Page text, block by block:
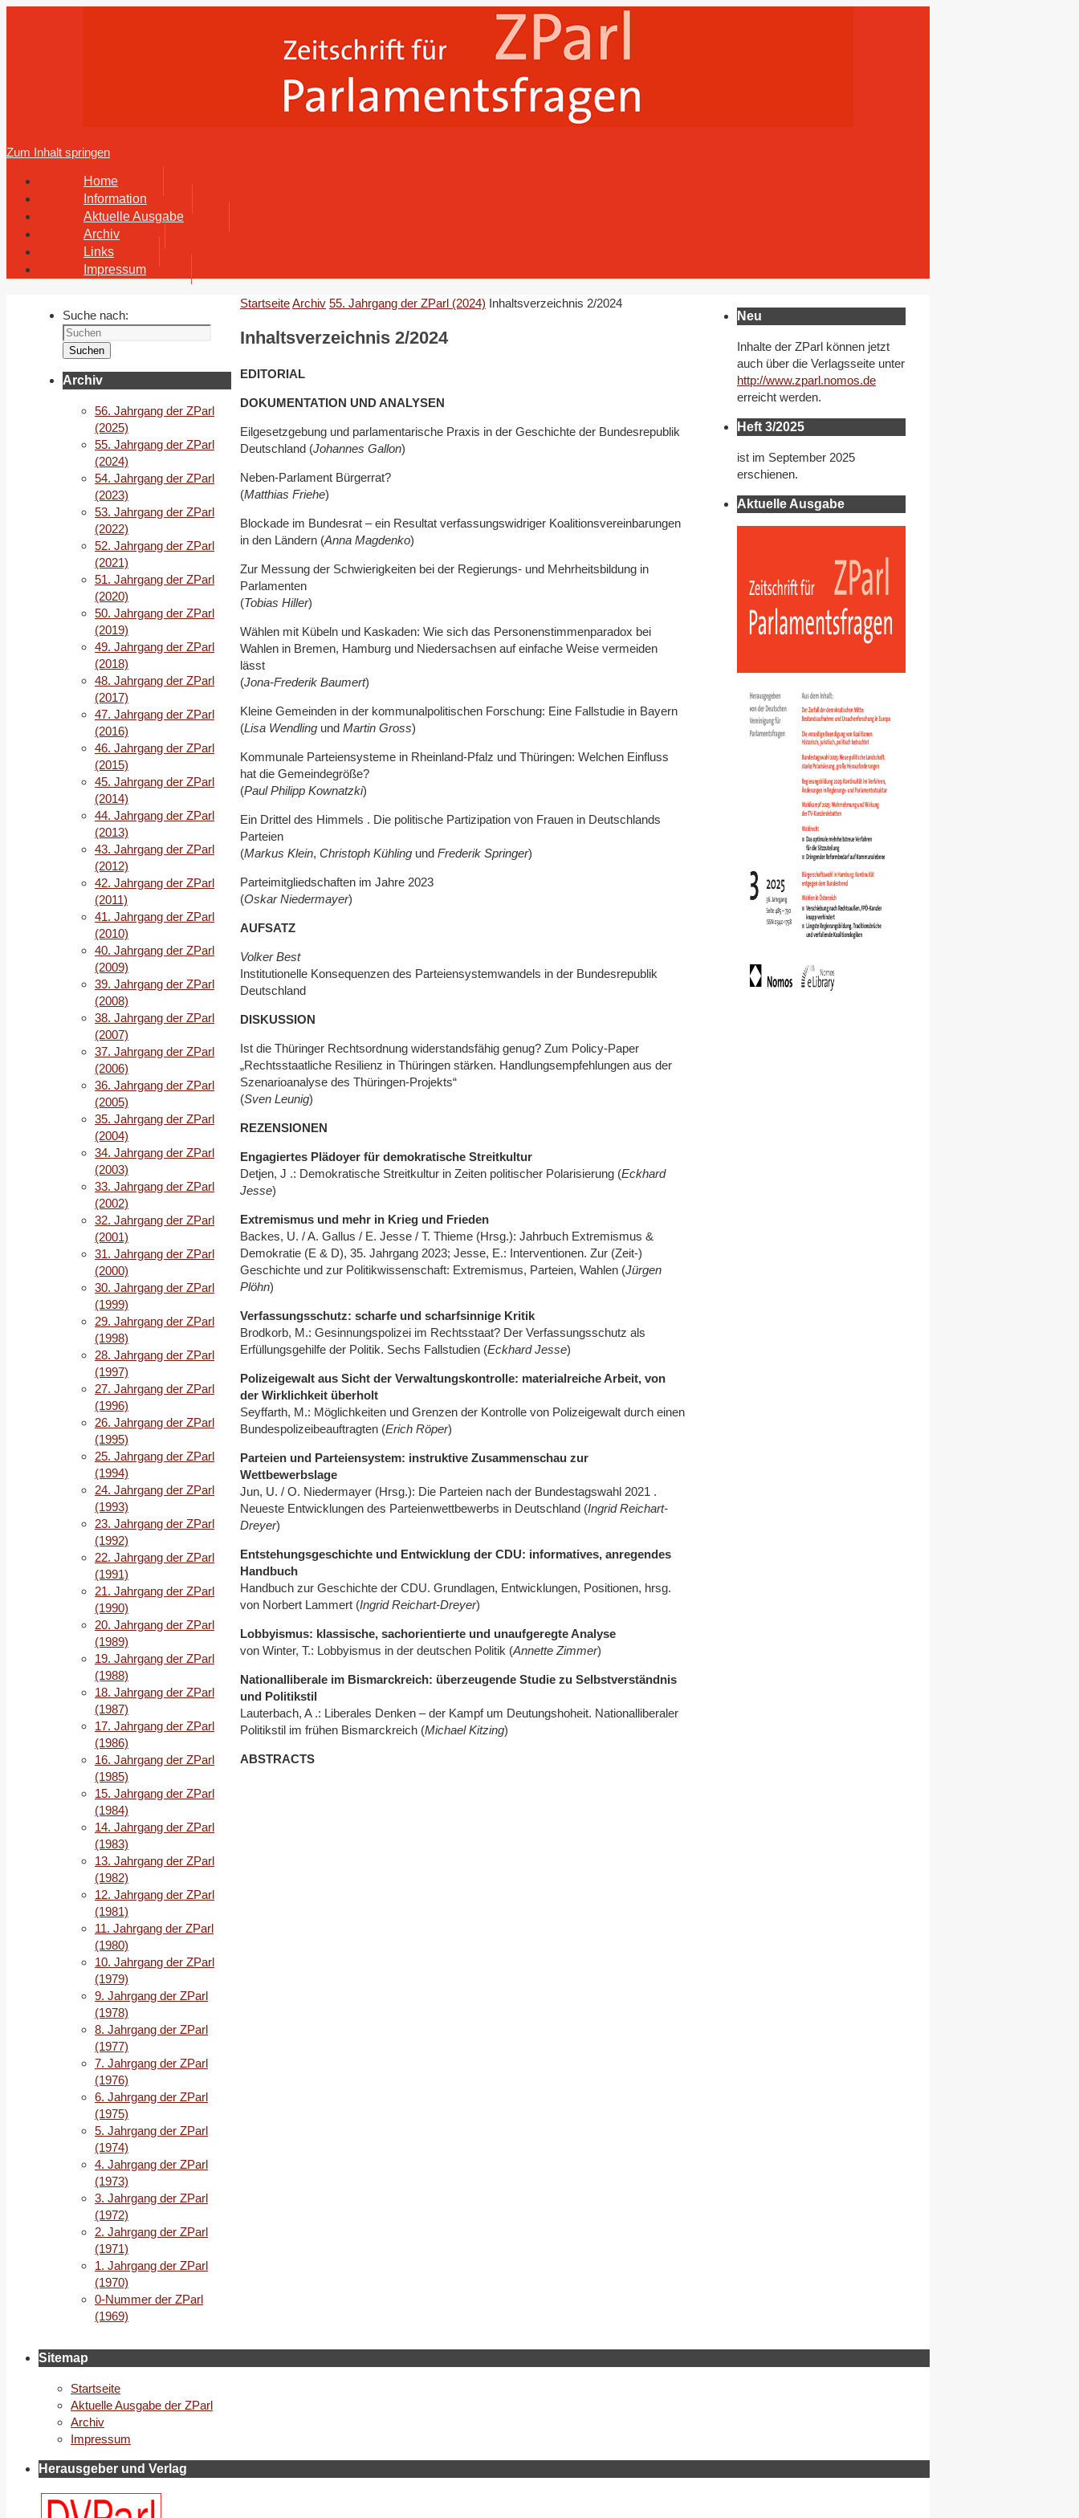
Zum Inhalt springen
Home
Information
Aktuelle Ausgabe
Archiv
Links
Impressum
StartseiteArchiv 55. Jahrgang der ZParl (2024) Inhaltsverzeichnis 2/2024
Inhaltsverzeichnis 2/2024
EDITORIAL
DOKUMENTATION UND ANALYSEN
Eilgesetzgebung und parlamentarische Praxis in der Geschichte der Bundesrepublik
Deutschland (Johannes Gallon)
Neben-Parlament Bürgerrat?
(Matthias Friehe)
Blockade im Bundesrat – ein Resultat verfassungswidriger Koalitionsvereinbarungen
in den Ländern (Anna Magdenko)
Zur Messung der Schwierigkeiten bei der Regierungs- und Mehrheitsbildung in
Parlamenten
(Tobias Hiller)
Wählen mit Kübeln und Kaskaden: Wie sich das Personenstimmenparadox bei
Wahlen in Bremen, Hamburg und Niedersachsen auf einfache Weise vermeiden
lässt
(Jona-Frederik Baumert)
Kleine Gemeinden in der kommunalpolitischen Forschung: Eine Fallstudie in Bayern
(Lisa Wendling und Martin Gross)
Kommunale Parteiensysteme in Rheinland-Pfalz und Thüringen: Welchen Einfluss
hat die Gemeindegröße?
(Paul Philipp Kownatzki)
Ein Drittel des Himmels . Die politische Partizipation von Frauen in Deutschlands
Parteien
(Markus Klein, Christoph Kühling und Frederik Springer)
Parteimitgliedschaften im Jahre 2023
(Oskar Niedermayer)
AUFSATZ
Volker Best
Institutionelle Konsequenzen des Parteiensystemwandels in der Bundesrepublik
Deutschland
DISKUSSION
Ist die Thüringer Rechtsordnung widerstandsfähig genug? Zum Policy-Paper
„Rechtsstaatliche Resilienz in Thüringen stärken. Handlungsempfehlungen aus der
Szenarioanalyse des Thüringen-Projekts“
(Sven Leunig)
REZENSIONEN
Engagiertes Plädoyer für demokratische Streitkultur
Detjen, J .: Demokratische Streitkultur in Zeiten politischer Polarisierung (Eckhard
Jesse)
Extremismus und mehr in Krieg und Frieden
Backes, U. / A. Gallus / E. Jesse / T. Thieme (Hrsg.): Jahrbuch Extremismus &
Demokratie (E & D), 35. Jahrgang 2023; Jesse, E.: Interventionen. Zur (Zeit-)
Geschichte und zur Politikwissenschaft: Extremismus, Parteien, Wahlen (Jürgen
Plöhn)
Verfassungsschutz: scharfe und scharfsinnige Kritik
Brodkorb, M.: Gesinnungspolizei im Rechtsstaat? Der Verfassungsschutz als
Erfüllungsgehilfe der Politik. Sechs Fallstudien (Eckhard Jesse)
Polizeigewalt aus Sicht der Verwaltungskontrolle: materialreiche Arbeit, von
der Wirklichkeit überholt
Seyffarth, M.: Möglichkeiten und Grenzen der Kontrolle von Polizeigewalt durch einen
Bundespolizeibeauftragten (Erich Röper)
Parteien und Parteiensystem: instruktive Zusammenschau zur
Wettbewerbslage
Jun, U. / O. Niedermayer (Hrsg.): Die Parteien nach der Bundestagswahl 2021 .
Neueste Entwicklungen des Parteienwettbewerbs in Deutschland (Ingrid Reichart-
Dreyer)
Entstehungsgeschichte und Entwicklung der CDU: informatives, anregendes
Handbuch
Handbuch zur Geschichte der CDU. Grundlagen, Entwicklungen, Positionen, hrsg.
von Norbert Lammert (Ingrid Reichart-Dreyer)
Lobbyismus: klassische, sachorientierte und unaufgeregte Analyse
von Winter, T.: Lobbyismus in der deutschen Politik (Annette Zimmer)
Nationalliberale im Bismarckreich: überzeugende Studie zu Selbstverständnis
und Politikstil
Lauterbach, A .: Liberales Denken – der Kampf um Deutungshoheit. Nationalliberaler
Politikstil im frühen Bismarckreich (Michael Kitzing)
ABSTRACTS
Suche nach:
Suchen
Archiv
56. Jahrgang der ZParl
(2025)
55. Jahrgang der ZParl
(2024)
54. Jahrgang der ZParl
(2023)
53. Jahrgang der ZParl
(2022)
52. Jahrgang der ZParl
(2021)
51. Jahrgang der ZParl
(2020)
50. Jahrgang der ZParl
(2019)
49. Jahrgang der ZParl
(2018)
48. Jahrgang der ZParl
(2017)
47. Jahrgang der ZParl
(2016)
46. Jahrgang der ZParl
(2015)
45. Jahrgang der ZParl
(2014)
44. Jahrgang der ZParl
(2013)
43. Jahrgang der ZParl
(2012)
42. Jahrgang der ZParl
(2011)
41. Jahrgang der ZParl
(2010)
40. Jahrgang der ZParl
(2009)
39. Jahrgang der ZParl
(2008)
38. Jahrgang der ZParl
(2007)
37. Jahrgang der ZParl
(2006)
36. Jahrgang der ZParl
(2005)
35. Jahrgang der ZParl
(2004)
34. Jahrgang der ZParl
(2003)
33. Jahrgang der ZParl
(2002)
32. Jahrgang der ZParl
(2001)
31. Jahrgang der ZParl
(2000)
30. Jahrgang der ZParl
(1999)
29. Jahrgang der ZParl
(1998)
28. Jahrgang der ZParl
(1997)
27. Jahrgang der ZParl
(1996)
26. Jahrgang der ZParl
(1995)
25. Jahrgang der ZParl
(1994)
24. Jahrgang der ZParl
(1993)
23. Jahrgang der ZParl
(1992)
22. Jahrgang der ZParl
(1991)
21. Jahrgang der ZParl
(1990)
20. Jahrgang der ZParl
(1989)
19. Jahrgang der ZParl
(1988)
18. Jahrgang der ZParl
(1987)
17. Jahrgang der ZParl
(1986)
16. Jahrgang der ZParl
(1985)
15. Jahrgang der ZParl
(1984)
14. Jahrgang der ZParl
(1983)
13. Jahrgang der ZParl
(1982)
12. Jahrgang der ZParl
(1981)
11. Jahrgang der ZParl
(1980)
10. Jahrgang der ZParl
(1979)
9. Jahrgang der ZParl
(1978)
8. Jahrgang der ZParl
(1977)
7. Jahrgang der ZParl
(1976)
6. Jahrgang der ZParl
(1975)
5. Jahrgang der ZParl
(1974)
4. Jahrgang der ZParl
(1973)
3. Jahrgang der ZParl
(1972)
2. Jahrgang der ZParl
(1971)
1. Jahrgang der ZParl
(1970)
0-Nummer der ZParl
(1969)
Neu
Inhalte der ZParl können jetzt
auch über die Verlagsseite unter
http://www.zparl.nomos.de
erreicht werden.
Heft 3/2025
ist im September 2025
erschienen.
Aktuelle Ausgabe
Sitemap
Startseite
Aktuelle Ausgabe der ZParl
Archiv
Impressum
Herausgeber und Verlag